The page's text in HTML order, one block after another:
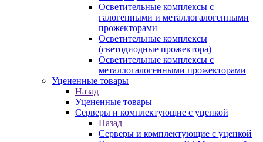
Осветительные комплексы с
галогенными и металлогалогенными
прожекторами
Осветительные комплексы
(светодиодные прожектора)
Осветительные комплексы с
металлогалогенными прожекторами
Уцененные товары
Назад
Уцененные товары
Серверы и комплектующие с уценкой
Назад
Серверы и комплектующие с уценкой